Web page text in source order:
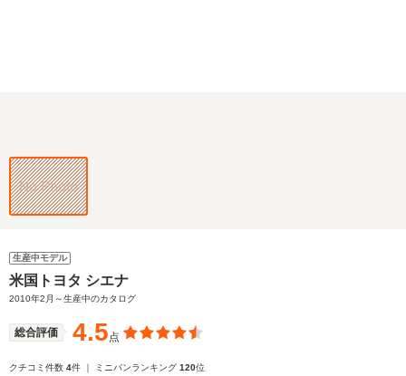
生産中モデル
米国トヨタ シエナ
2010年2月～生産中のカタログ
総合評価 4.5点
クチコミ件数 4件 ｜ ミニバンランキング 120位